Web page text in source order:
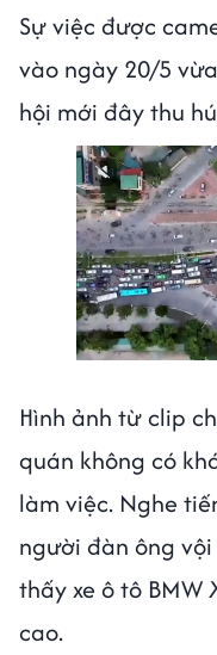
Sự việc được
vào ngày 20/5
hội mới đây thu
Hình ảnh từ clip
quán không có
làm việc. Nghe
người đàn ông
thấy xe ô tô
cao.